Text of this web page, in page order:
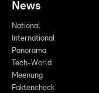
News
National
International
Panorama
Tech-World
Meenung
Faktencheck